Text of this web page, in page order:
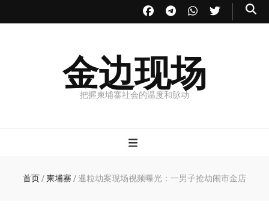
金边现场
把握柬埔寨社会的温度和脉动
首页/ 柬埔寨 /暹粒劫案现场视频曝光：一男子抢劫闹市金店